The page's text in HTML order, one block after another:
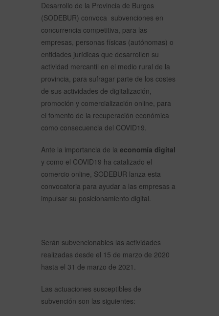
Desarrollo de la Provincia de Burgos
(SODEBUR) convoca subvenciones en
concurrencia competitiva, para las
empresas, personas físicas (autónomas) o
entidades jurídicas que desarrollen su
actividad mercantil en el medio rural de la
provincia, para sufragar parte de los costes
de sus actividades de digitalización,
promoción y comercialización online, para
el fomento de la recuperación económica
como consecuencia del COVID19.
Ante la importancia de la economía digital
y como el COVID19 ha catalizado el
comercio online, SODEBUR lanza esta
convocatoria para ayudar a las empresas a
impulsar su posicionamiento digital.
Serán subvencionables las actividades
realizadas desde el 15 de marzo de 2020
hasta el 31 de marzo de 2021.
Las actuaciones susceptibles de
subvención son las siguientes: